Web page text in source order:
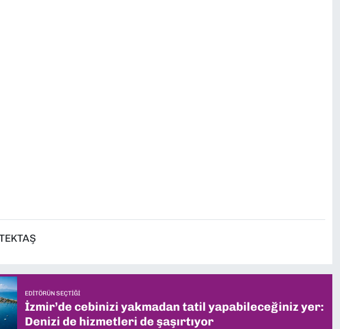
EDITÖRÜN SEÇTIĞI
İzmir’de cebinizi yakmadan tatil yapabileceğiniz yer:
Denizi de hizmetleri de şaşırtıyor